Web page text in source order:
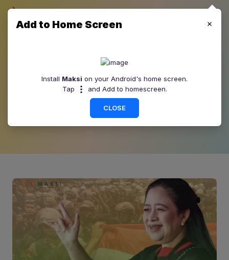
Maksi terpercaya selalu menyediakan informasi lengkap
setiap hari, Informasi terbaru seputar bisnis, keuangan,
Add to Home Screen
Install Maksi on your Android's home screen.
Tap
and Add to homescreen.
CLOSE